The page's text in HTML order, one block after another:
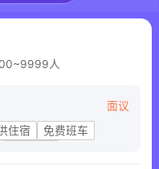
人
面议
住宿
免费班车